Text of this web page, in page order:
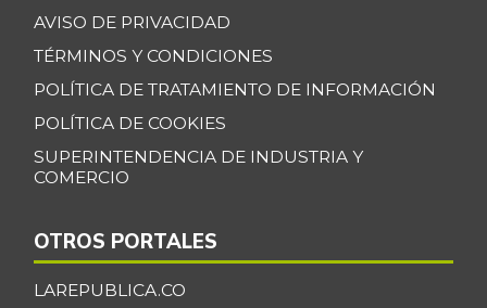
AVISO DE PRIVACIDAD
TÉRMINOS Y CONDICIONES
POLÍTICA DE TRATAMIENTO DE INFORMACIÓN
POLÍTICA DE COOKIES
SUPERINTENDENCIA DE INDUSTRIA Y
COMERCIO
OTROS PORTALES
LAREPUBLICA.CO